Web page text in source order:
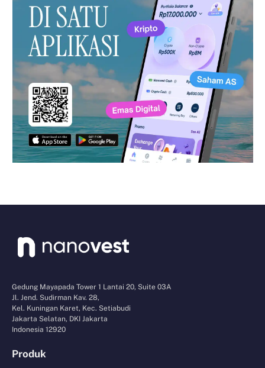
Gedung Mayapada Tower 1 Lantai 20, Suite 03A
Jl. Jend. Sudirman Kav. 28,
Kel. Kuningan Karet, Kec. Setiabudi
Jakarta Selatan, DKI Jakarta
Indonesia 12920
Produk